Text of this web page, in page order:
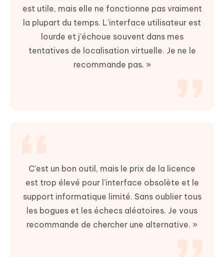
est utile, mais elle ne fonctionne pas vraiment
la plupart du temps. L'interface utilisateur est
lourde et j'échoue souvent dans mes
tentatives de localisation virtuelle. Je ne le
recommande pas. »
C'est un bon outil, mais le prix de la licence
est trop élevé pour l'interface obsolète et le
support informatique limité. Sans oublier tous
les bogues et les échecs aléatoires. Je vous
recommande de chercher une alternative. »